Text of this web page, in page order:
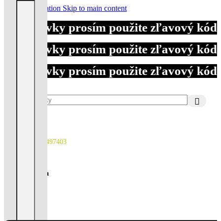
Skip to navigation Skip to main content
prosím použite zľavový kód
prosím použite zľavový kód
prosím použite zľavový kód
+421903497403
Predajňa
množstvo Motolekárnička